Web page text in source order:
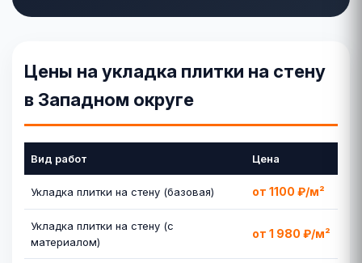
Цены на укладка плитки на стену
в Западном округе
Вид работ Цена
Укладка плитки на стену (базовая) от 1100 ₽/м²
Укладка плитки на стену (с
материалом)
от 1 980 ₽/м²